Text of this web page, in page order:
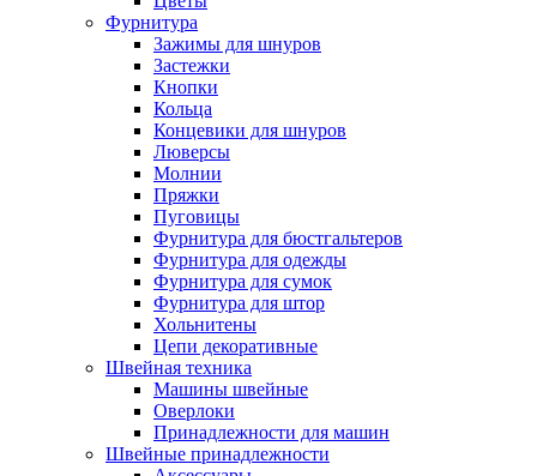
Фурнитура
Зажимы для шнуров
Застежки
Кнопки
Кольца
Концевики для шнуров
Люверсы
Молнии
Пряжки
Пуговицы
Фурнитура для бюстгальтеров
Фурнитура для одежды
Фурнитура для сумок
Фурнитура для штор
Хольнитены
Цепи декоративные
Швейная техника
Машины швейные
Оверлоки
Принадлежности для машин
Швейные принадлежности